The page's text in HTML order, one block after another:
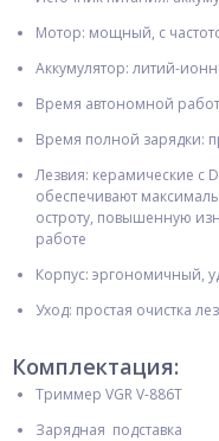
Мотор: мощный, с
Аккумулятор: литий-
Время автономной
Время полной зарядки:
Лезвия: керамические с
обеспечивают
остроту, повышенную
работе
Корпус: эргономичный,
Уход: простая очистка
Комплектация:
Триммер VGR V-886T
Зарядная подставка